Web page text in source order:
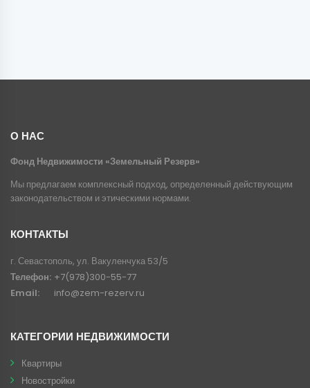
О НАС
Фонд Недвижимости «Земельный Резерв»
Мы предлагаем комплексный подход, определенный действующим
законодательством и этическими нормами.
КОНТАКТЫ
г. Севастополь, ул. Вакуленчука 53/5
Телефон: +7(978)300-55-77
Email:
info@zem-rezerv.ru
КАТЕГОРИИ НЕДВИЖИМОСТИ
Квартиры
Новостройки